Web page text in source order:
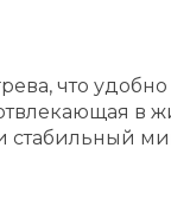
что
в
стабильный